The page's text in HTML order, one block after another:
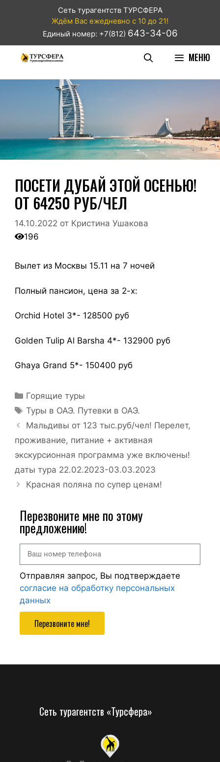
Сеть турагентств ТУРСФЕРА
Ждём Вас ежедневно с 10 до 21!
Единый номер: +7(812) 643-34-06
МЕНЮ
ПОСЕТИ ДУБАЙ ЭТОЙ ОСЕНЬЮ!
ОТ 64250 РУБ/ЧЕЛ
14.10.2022 от Кристина Ушакова
196
Вылет из Москвы 15.11 на 7 ночей
Полный пансион, цена за 2-х:
Orchid Hotel 3*- 128500 руб
Golden Tulip Al Barsha 4*- 132900 руб
Ghaya Grand 5*- 150400 руб
Горящие туры
Туры в ОАЭ. Путевки в ОАЭ.
Мальдивы от 123 тыс.руб/чел! Перелет,
проживание, питание + активная
экскурсионная программа уже включены!
даты тура 22.02.2023-03.03.2023
Красная поляна по супер ценам!
Перезвоните мне по этому
предложению!
Отправляя запрос, Вы подтверждаете
согласие на обработку персональных
данных
Перезвоните мне!
Сеть турагентств «Турсфера»